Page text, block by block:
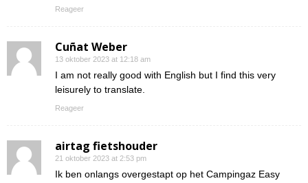
Reageer
Cuñat Weber
13 oktober 2023 at 12:18 am
I am not really good with English but I find this very
leisurely to translate.
Reageer
airtag fietshouder
21 oktober 2023 at 2:53 pm
Ik ben onlangs overgestapt op het Campingaz Easy